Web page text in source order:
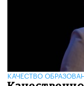
КАЧЕСТВО